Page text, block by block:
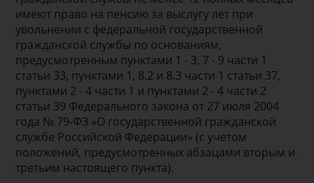
имеют право на пенсию за выслугу лет при
увольнении с федеральной государственной
гражданской службы по основаниям,
предусмотренным пунктами 1 - 3, 7 - 9 части 1
статьи 33, пунктами 1, 8.2 и 8.3 части 1 статьи 37,
пунктами 2 - 4 части 1 и пунктами 2 - 4 части 2
статьи 39 Федерального закона от 27 июля 2004
года № 79-ФЗ «О государственной гражданской
службе Российской Федерации» (с учетом
положений, предусмотренных абзацами вторым и
третьим настоящего пункта).